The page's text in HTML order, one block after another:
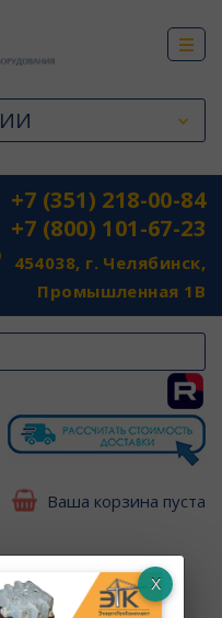
+7 (351) 218-00-84
+7 (800) 101-67-23
454038, г. Челябинск,
Промышленная 1В
Ваша корзина пуста